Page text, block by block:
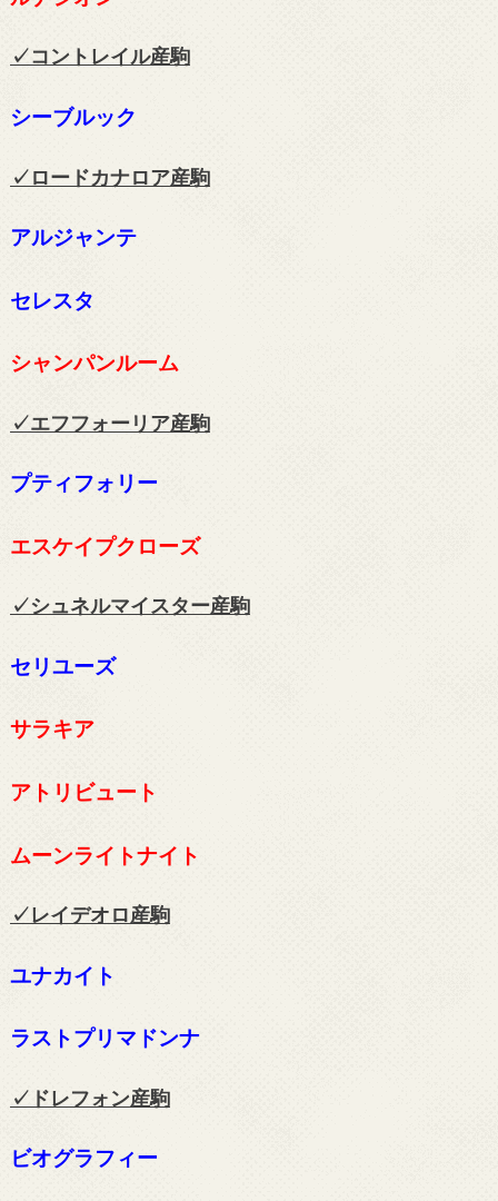
✓コントレイル産駒
シーブルック
✓ロードカナロア産駒
アルジャンテ
セレスタ
シャンパンルーム
✓エフフォーリア産駒
プティフォリー
エスケイプクローズ
✓シュネルマイスター産駒
セリユーズ
サラキア
アトリビュート
ムーンライトナイト
✓レイデオロ産駒
ユナカイト
ラストプリマドンナ
✓ドレフォン産駒
ビオグラフィー